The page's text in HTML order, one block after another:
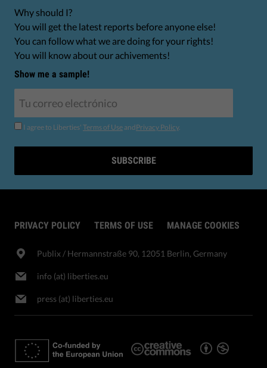
Why should I?
You will get the latest reports before anyone else!
You can follow what we are doing for your rights!
You will know about our achivements!
Show me a sample!
I agree to Liberties' Terms of Use andPrivacy Policy.
SUBSCRIBE
PRIVACY POLICY TERMS OF USE MANAGE COOKIES
Publix​ / Hermannstraße 90, 12051 Berlin, Germany
info (at) liberties.eu
press (at) liberties.eu